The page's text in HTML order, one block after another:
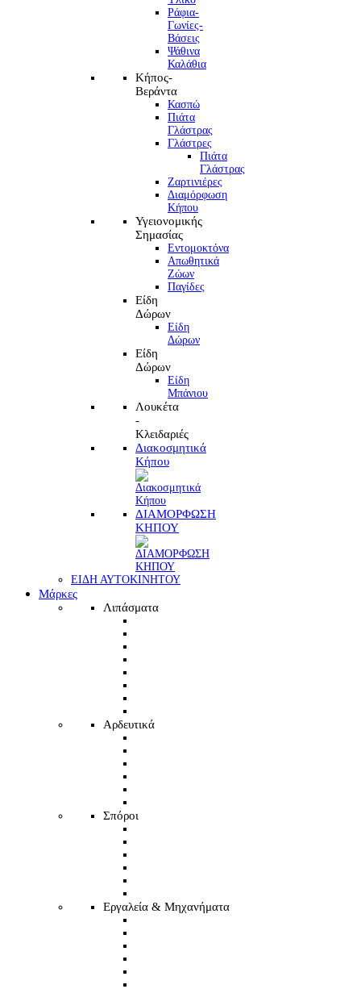
Ράφια-
Γωνίες-
Βάσεις
Ψάθινα
Καλάθια
Κήπος-
Βεράντα
Κασπώ
Πιάτα
Γλάστρας
Γλάστρες
Πιάτα
Γλάστρας
Ζαρτινιέρες
Διαμόρφωση
Κήπου
Υγειονομικής
Σημασίας
Εντομοκτόνα
Απωθητικά
Ζώων
Παγίδες
Είδη
Δώρων
Είδη
Δώρων
Είδη
Δώρων
Είδη
Μπάνιου
Λουκέτα
-
Κλειδαριές
Διακοσμητικά
Κήπου
ΔΙΑΜΟΡΦΩΣΗ
ΚΗΠΟΥ
ΕΙΔΗ ΑΥΤΟΚΙΝΗΤΟΥ
Μάρκες
Λιπάσματα
Αρδευτικά
Σπόροι
Εργαλεία & Μηχανήματα